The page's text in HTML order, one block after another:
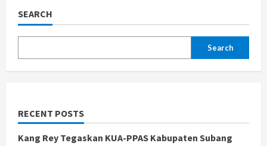
SEARCH
Search
RECENT POSTS
Kang Rey Tegaskan KUA-PPAS Kabupaten Subang